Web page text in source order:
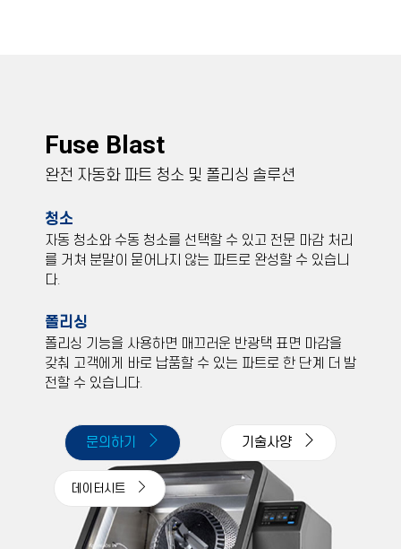
Fuse Blast
완전 자동화 파트 청소 및 폴리싱 솔루션
청소
자동 청소와 수동 청소를 선택할 수 있고 전문 마감 처리
를 거쳐 분말이 묻어나지 않는 파트로 완성할 수 있습니
다.
폴리싱
폴리싱 기능을 사용하면 매끄러운 반광택 표면 마감을
갖춰 고객에게 바로 납품할 수 있는 파트로 한 단계 더 발
전할 수 있습니다.
문의하기 기술사양
데이터시트